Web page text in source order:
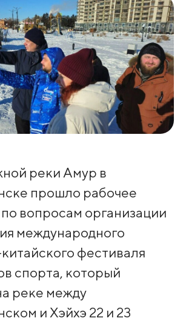
реки Амур в
прошло рабочее
вопросам организации
международного
фестиваля
спорта, который
реке между
и Хэйхэ 22 и 23